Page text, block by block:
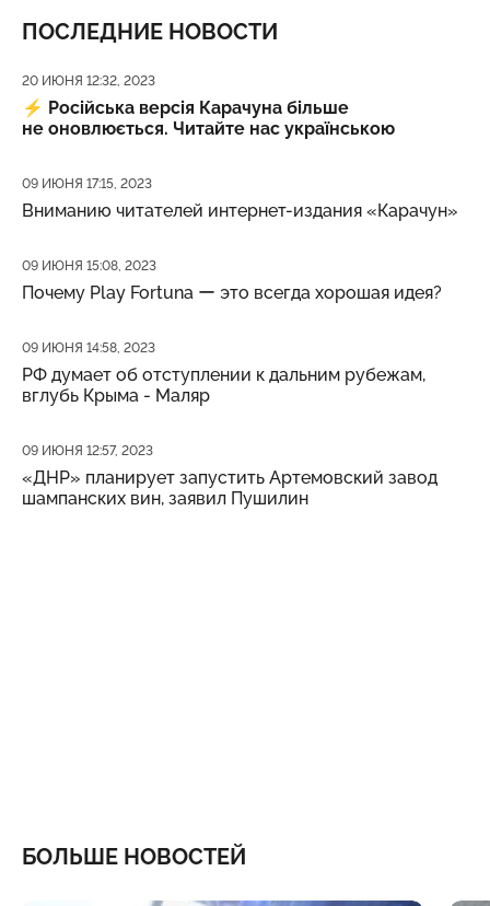
ПОСЛЕДНИЕ НОВОСТИ
Дата публикации
20 ИЮНЯ 12:32, 2023
⚡️ Російська версія Карачуна більше
не оновлюється. Читайте нас українською
Дата публикации
09 ИЮНЯ 17:15, 2023
Вниманию читателей интернет-издания «Карачун»
Дата публикации
09 ИЮНЯ 15:08, 2023
Почему Play Fortuna ー это всегда хорошая идея?
Дата публикации
09 ИЮНЯ 14:58, 2023
РФ думает об отступлении к дальним рубежам,
вглубь Крыма - Маляр
Дата публикации
09 ИЮНЯ 12:57, 2023
«ДНР» планирует запустить Артемовский завод
шампанских вин, заявил Пушилин
БОЛЬШЕ НОВОСТЕЙ